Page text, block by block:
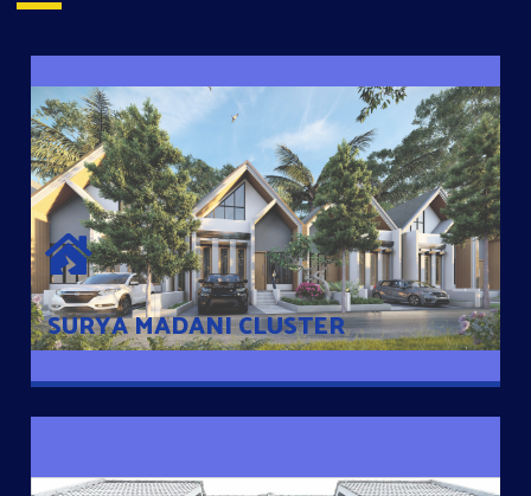
SURYA MADANI CLUSTER
SURYA MADANI CLUSTER
Desain Modern Minimalis dengan Konsep Rumah Pintar
Sehingga Memudahkan Penghuni mengakses rumahnya
dengan Ponsel